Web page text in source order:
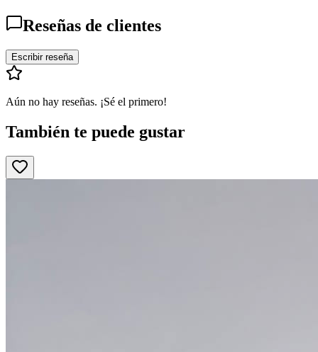
Reseñas de clientes
Escribir reseña
Aún no hay reseñas. ¡Sé el primero!
También te puede gustar